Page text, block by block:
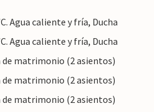
Agua caliente y fría, Ducha
Agua caliente y fría, Ducha
de matrimonio (2 asientos)
de matrimonio (2 asientos)
de matrimonio (2 asientos)